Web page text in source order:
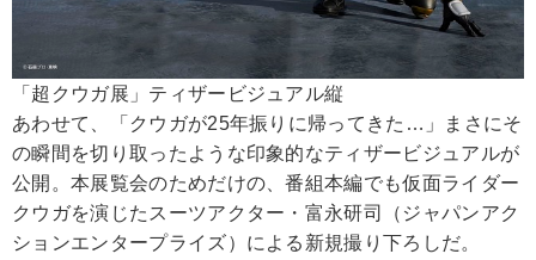
「超クウガ展」ティザービジュアル縦
あわせて、「クウガが25年振りに帰ってきた…」まさにそ
の瞬間を切り取ったような印象的なティザービジュアルが
公開。本展覧会のためだけの、番組本編でも仮面ライダー
クウガを演じたスーツアクター・富永研司（ジャパンアク
ションエンタープライズ）による新規撮り下ろしだ。